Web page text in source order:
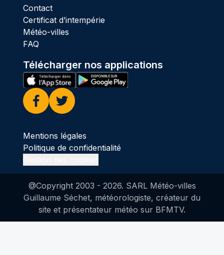
Contact
Certificat d’intempérie
Météo-villes
FAQ
Télécharger nos applications
Facebook
Twitter
Mentions légales
Politique de confidentialité
@Copyright 2003 - 2026. SARL Météo-villes
Guillaume Séchet, météorologiste, créateur du
site et présentateur météo sur BFMTV.